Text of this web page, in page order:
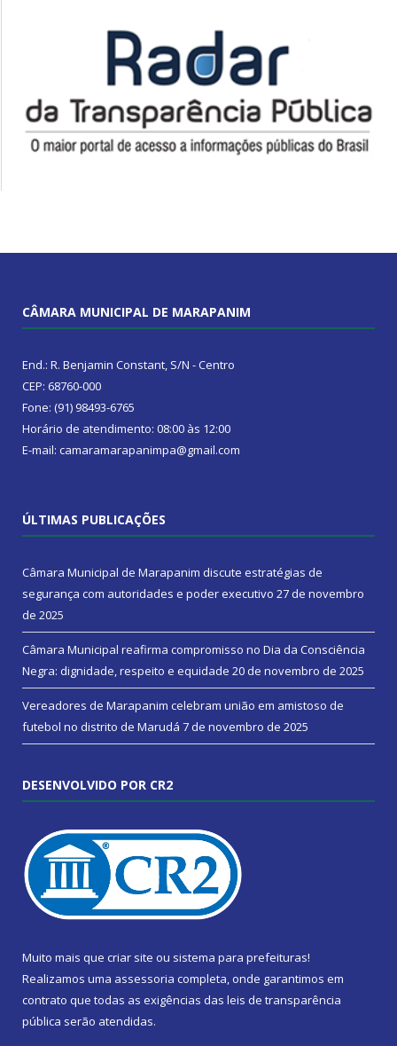
CÂMARA MUNICIPAL DE MARAPANIM
End.: R. Benjamin Constant, S/N - Centro
CEP: 68760-000
Fone: (91) 98493-6765
Horário de atendimento: 08:00 às 12:00
E-mail: camaramarapanimpa@gmail.com
ÚLTIMAS PUBLICAÇÕES
Câmara Municipal de Marapanim discute estratégias de
segurança com autoridades e poder executivo 27 de novembro
de 2025
Câmara Municipal reafirma compromisso no Dia da Consciência
Negra: dignidade, respeito e equidade 20 de novembro de 2025
Vereadores de Marapanim celebram união em amistoso de
futebol no distrito de Marudá 7 de novembro de 2025
DESENVOLVIDO POR CR2
Muito mais que criar site ou sistema para prefeituras!
Realizamos uma assessoria completa, onde garantimos em
contrato que todas as exigências das leis de transparência
pública serão atendidas.